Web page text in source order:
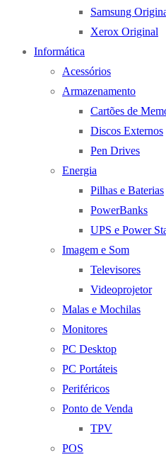
Samsung
Xerox Original
Informática
Acessórios
Armazenamento
Cartões de
Discos Externos
Pen Drives
Energia
Pilhas e Baterias
PowerBanks
UPS e Power
Imagem e Som
Televisores
Videoprojetor
Malas e Mochilas
Monitores
PC Desktop
PC Portáteis
Periféricos
Ponto de Venda
TPV
POS